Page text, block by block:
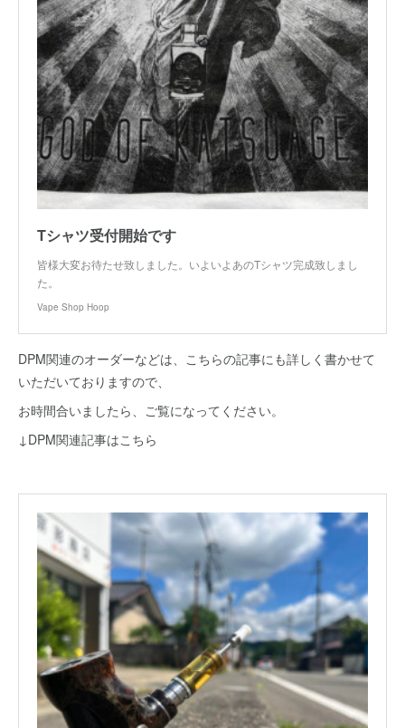
Tシャツ受付開始です
皆様大変お待たせ致しました。いよいよあのTシャツ完成致しまし
た。
Vape Shop Hoop
DPM関連のオーダーなどは、こちらの記事にも詳しく書かせて
いただいておりますので、
お時間合いましたら、ご覧になってください。
↓DPM関連記事はこちら